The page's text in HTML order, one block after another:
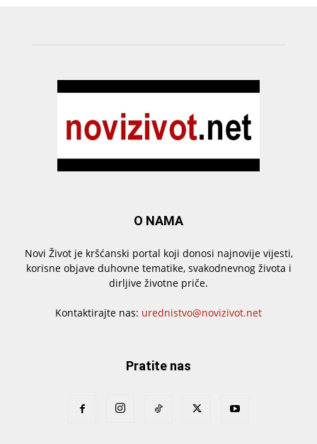
O NAMA
Novi Život je kršćanski portal koji donosi najnovije vijesti,
korisne objave duhovne tematike, svakodnevnog života i
dirljive životne priče.
Kontaktirajte nas: urednistvo@novizivot.net
Pratite nas